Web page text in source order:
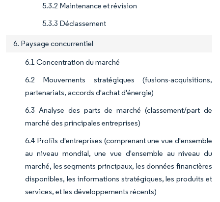
5.3.2 Maintenance et révision
5.3.3 Déclassement
6. Paysage concurrentiel
6.1 Concentration du marché
6.2 Mouvements stratégiques (fusions-acquisitions,
partenariats, accords d'achat d'énergie)
6.3 Analyse des parts de marché (classement/part de
marché des principales entreprises)
6.4 Profils d'entreprises (comprenant une vue d'ensemble
au niveau mondial, une vue d'ensemble au niveau du
marché, les segments principaux, les données financières
disponibles, les informations stratégiques, les produits et
services, et les développements récents)